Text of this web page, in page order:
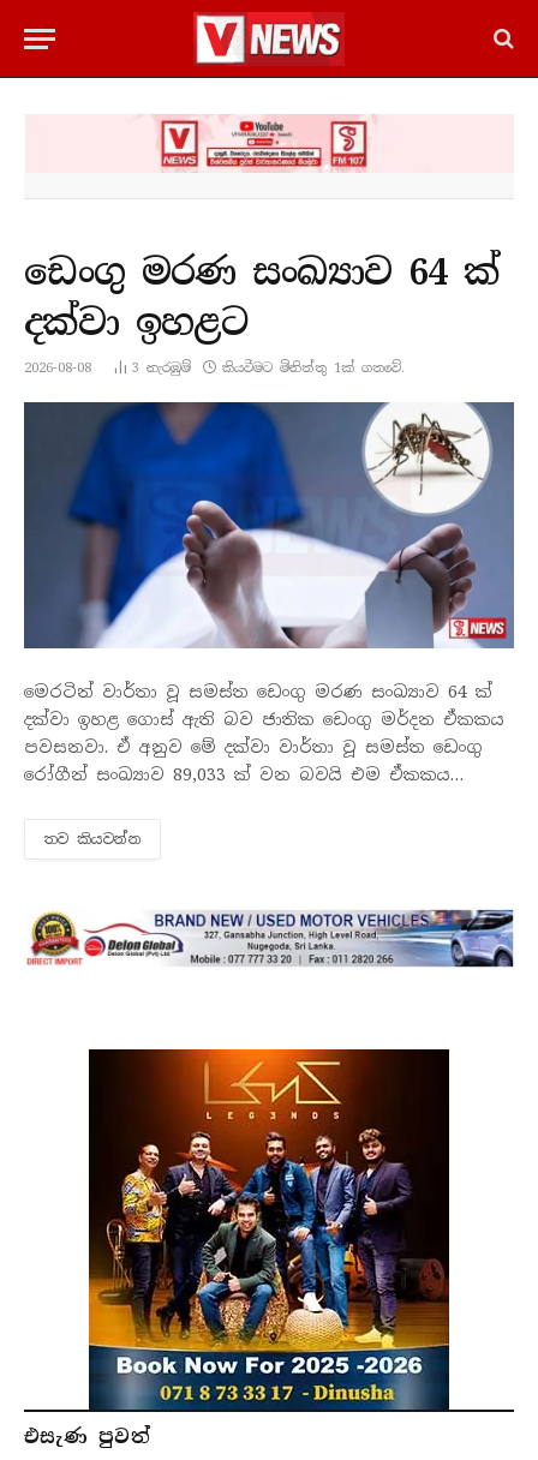
ඩෙංගු මරණ සංඛ්‍යාව 64 ක්
දක්වා ඉහළට
2026-08-08 3 නැරඹු​ම් කියවීමට මිනිත්තු 1ක් ගතවේ.
මෙරටින් වාර්තා වූ සමස්ත ඩෙංගු මරණ සංඛ්‍යාව 64 ක්
දක්වා ඉහළ ගොස් ඇති බව ජාතික ඩෙංගු මර්දන ඒකකය
පවසනවා. ඒ අනුව මේ දක්වා වාර්තා වූ සමස්ත ඩෙංගු
රෝගීන් සංඛ්‍යාව 89,033 ක් වන බවයි එම ඒකකය
පළාතෙන් වාර්තා වී ඇති…
තව කියවන්​න
එසැණ පුව​ත්